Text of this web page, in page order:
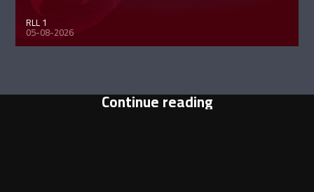
RLL 1
05-08-2026
Continue reading